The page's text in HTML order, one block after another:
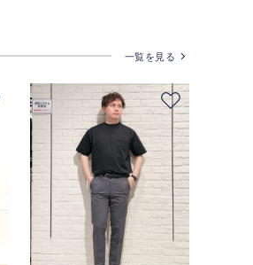
一覧を見る